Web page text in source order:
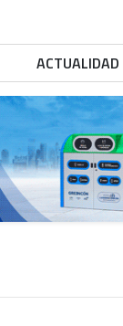
ACTUALIDAD